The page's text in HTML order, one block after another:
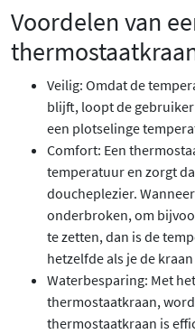
Voordelen van
Veilig: Omdat de
blijft, loopt de
een plotselinge
Comfort: Een
temperatuur en zorgt
doucheplezier.
onderbroken, om
te zetten, dan is de
hetzelfde als je de
Waterbesparing: Met
thermostaatkraan,
thermostaatkraan is